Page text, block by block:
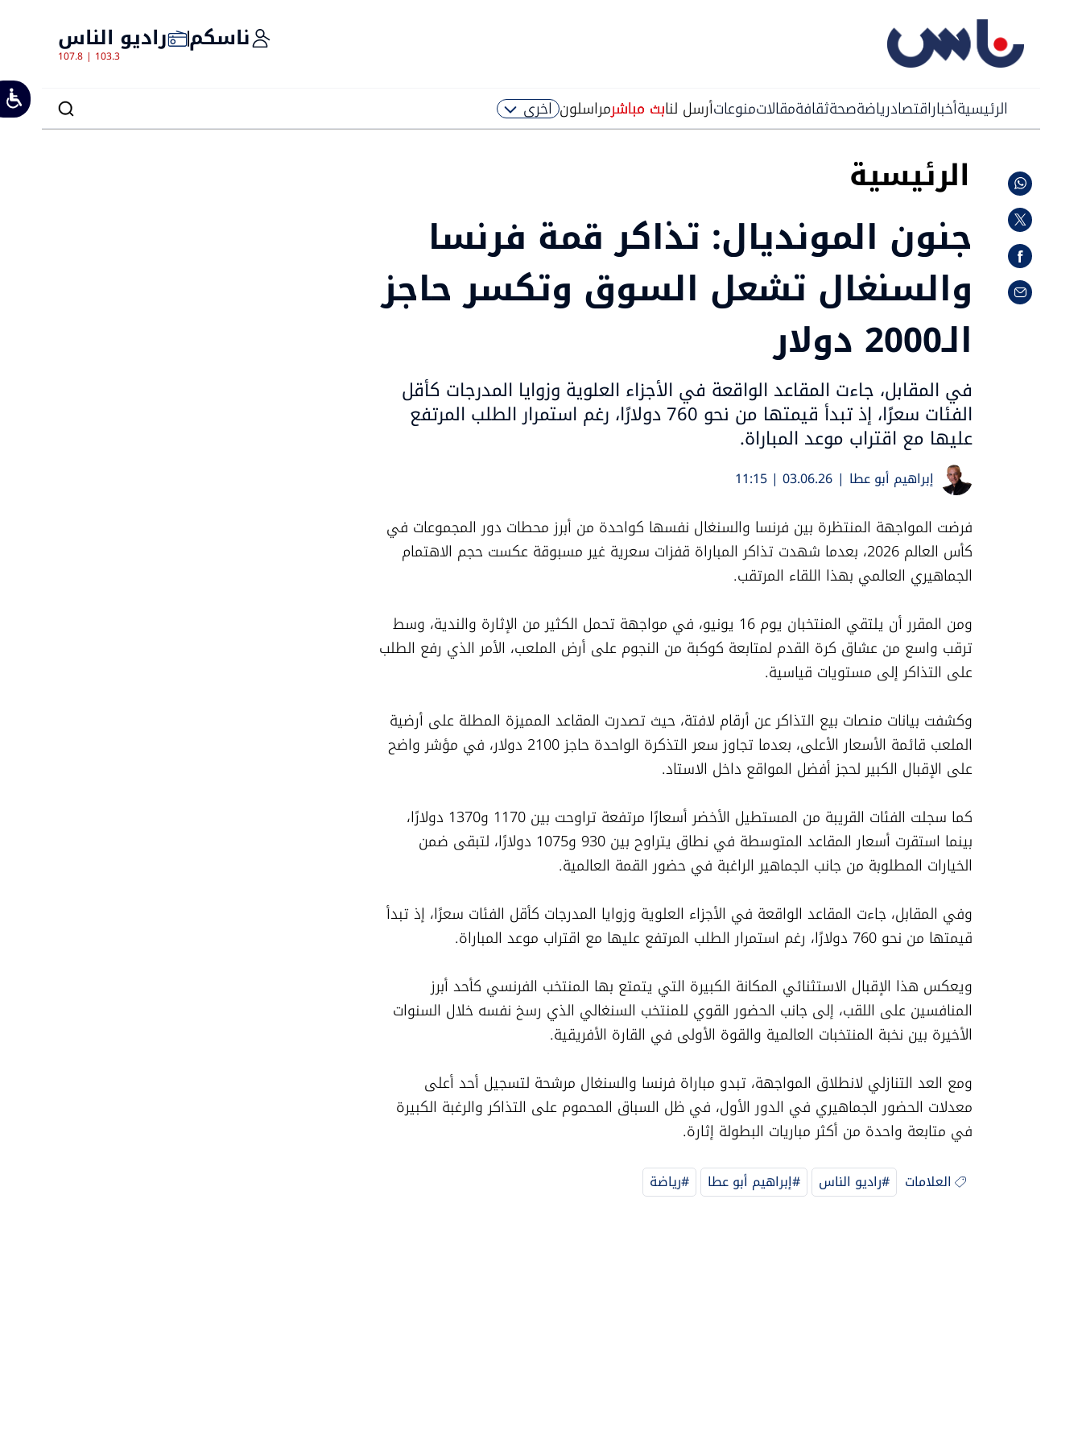
ناسكم راديو الناس
107.8 | 103.3
الرئيسيةأخباراقتصادرياضةصحةثقافةمقالاتمنوعاتأرسل لنابث مباشرمراسلون اخرى
الرئيسية
جنون المونديال: تذاكر قمة فرنسا
والسنغال تشعل السوق وتكسر حاجز
الـ2000 دولار
في المقابل، جاءت المقاعد الواقعة في الأجزاء العلوية وزوايا المدرجات كأقل
الفئات سعرًا، إذ تبدأ قيمتها من نحو 760 دولارًا، رغم استمرار الطلب المرتفع
عليها مع اقتراب موعد المباراة.
إبراهيم أبو عطا |
03.06.26 | 11:15
الجماهيري العالمي بهذا اللقاء المرتقب.
على التذاكر إلى مستويات قياسية.
على الإقبال الكبير لحجز أفضل المواقع داخل الاستاد.
الخيارات المطلوبة من جانب الجماهير الراغبة في حضور القمة العالمية.
قيمتها من نحو 760 دولارًا، رغم استمرار الطلب المرتفع عليها مع اقتراب موعد المباراة.
ويعكس هذا الإقبال الاستثنائي المكانة الكبيرة التي يتمتع بها المنتخب الفرنسي كأحد أبرز
الأخيرة بين نخبة المنتخبات العالمية والقوة الأولى في القارة الأفريقية.
في متابعة واحدة من أكثر مباريات البطولة إثارة.
العلامات #راديو الناس #إبراهيم أبو عطا #رياضة